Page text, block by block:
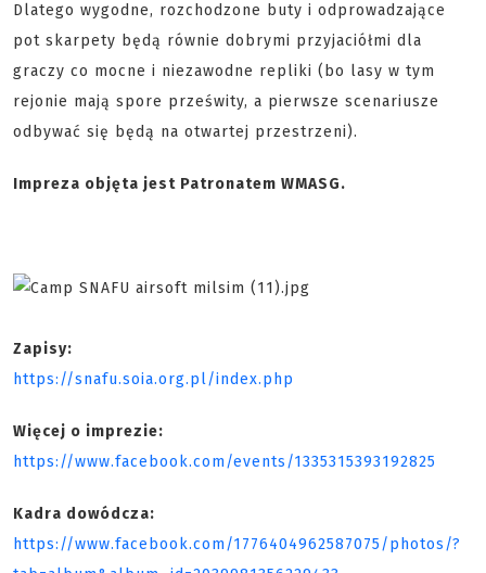
Dlatego wygodne, rozchodzone buty i odprowadzające
pot skarpety będą równie dobrymi przyjaciółmi dla
graczy co mocne i niezawodne repliki (bo lasy w tym
rejonie mają spore prześwity, a pierwsze scenariusze
odbywać się będą na otwartej przestrzeni).
Impreza objęta jest Patronatem WMASG.
Zapisy:
https://snafu.soia.org.pl/index.php
Więcej o imprezie:
https://www.facebook.com/events/1335315393192825
Kadra dowódcza:
https://www.facebook.com/1776404962587075/photos/?